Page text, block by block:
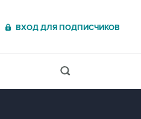
ВХОД ДЛЯ ПОДПИСЧИКОВ